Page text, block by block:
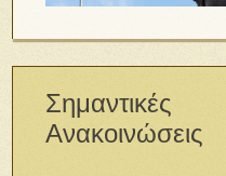
Σημαντικές
Ανακοινώσεις